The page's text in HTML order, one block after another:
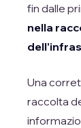
fin dalle
nella
Una
raccolta